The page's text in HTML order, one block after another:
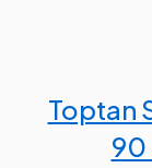
Toptan
90